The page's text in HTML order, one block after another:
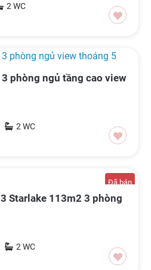
2 WC
phòng ngủ tầng cao view
2 WC
Đã bán
Starlake 113m2 3 phòng
2 WC